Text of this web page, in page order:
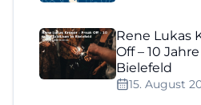
Rene Lukas
Off – 10
Bielefeld
15. August